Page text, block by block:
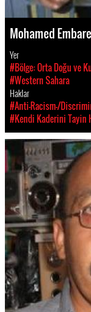
Mohamed
Yer
#Bölge: Orta Doğu ve
#Western Sahara
Haklar
#Anti-Racism-/
#Kendi Kaderini Tayin